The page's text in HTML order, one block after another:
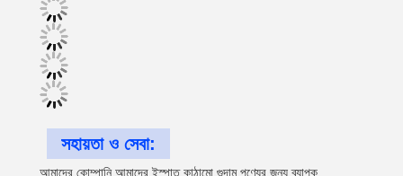
সহায়তা ও সেবা:
আমাদের কোম্পানি আমাদের ইস্পাত কাঠামো গুদাম পণ্যের জন্য ব্যাপক